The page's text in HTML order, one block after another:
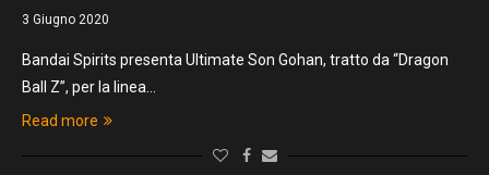
3 Giugno 2020
Bandai Spirits presenta Ultimate Son Gohan, tratto da “Dragon
Ball Z”, per la linea…
Read more